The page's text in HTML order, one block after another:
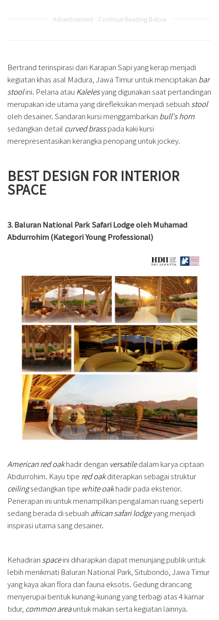
Advertisement - Continue Reading Below
Bertrand terinspirasi dari Karapan Sapi yang kerap menjadi
kegiatan khas asal Madura, Jawa Timur untuk menciptakan bar
stoolini. Pelana atau Kalelesyang digunakan saat pertandingan
merupakan ide utama yang direfleksikan menjadi sebuah stool
oleh desainer. Sandaran kursi menggambarkan bull's horn
sedangkan detail curved brasspada kaki kursi
merepresentasikan kerangka penopang untuk jockey.
BEST DESIGN FOR INTERIOR
SPACE
3. Baluran National Park Safari Lodge oleh Muhamad
Abdurrohim (Kategori Young Professional)
American red oakhadir dengan versatiledalam karya ciptaan
Abdurrohim. Kayu tipe red oakditerapkan sebagai struktur
ceilingsedangkan tipe white oakhadir pada eksterior.
Penerapan ini untuk menampilkan pengalaman ruang seperti
sedang berada di sebuah african safari lodgeyang menjadi
inspirasi utama sang desainer.
Kehadiran spaceini diharapkan dapat menunjang publik untuk
lebih menikmati Baluran National Park, Situbondo, Jawa Timur
yang kaya akan flora dan fauna eksotis. Gedung dirancang
menyerupai bentuk kunang-kunang yang terbagi atas 4 kamar
tidur, common areauntuk makan serta kegiatan lainnya.